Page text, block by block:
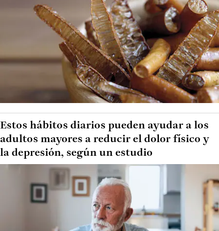
Estos hábitos diarios pueden ayudar a los
adultos mayores a reducir el dolor físico y
la depresión, según un estudio